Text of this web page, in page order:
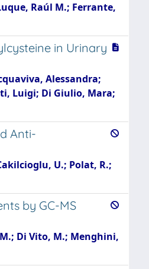
Raúl M.; Ferrante,
in Urinary
Alessandra;
Luigi; Di Giulio, Mara;
Anti-
U.; Polat, R.;
by GC-MS
Di Vito, M.; Menghini,